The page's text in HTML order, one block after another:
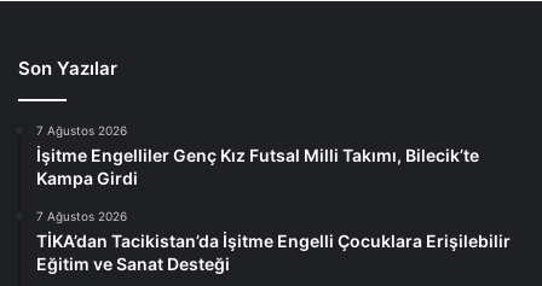
Son Yazılar
7 Ağustos 2026
İşitme Engelliler Genç Kız Futsal Milli Takımı, Bilecik’te
Kampa Girdi
7 Ağustos 2026
TİKA’dan Tacikistan’da İşitme Engelli Çocuklara Erişilebilir
Eğitim ve Sanat Desteği